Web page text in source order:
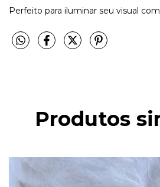
Perfeito para iluminar seu visual
Produtos